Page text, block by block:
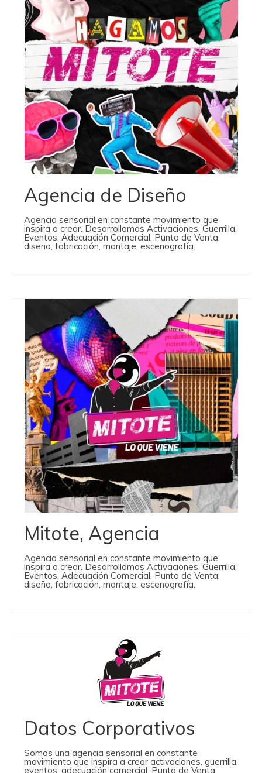
Agencia de Diseño
Agencia sensorial en constante movimiento que
inspira a crear. Desarrollamos Activaciones, Guerrilla,
Eventos, Adecuación Comercial. Punto de Venta,
diseño, fabricación, montaje, escenografía.
Mitote, Agencia
Agencia sensorial en constante movimiento que
inspira a crear. Desarrollamos Activaciones, Guerrilla,
Eventos, Adecuación Comercial. Punto de Venta,
diseño, fabricación, montaje, escenografía.
Datos Corporativos
Somos una agencia sensorial en constante
movimiento que inspira a crear activaciones, guerrilla,
eventos, adecuación comercial. Punto de Venta,